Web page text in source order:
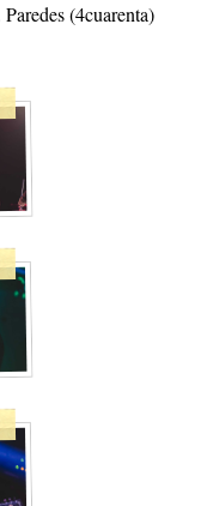
(4cuarenta)